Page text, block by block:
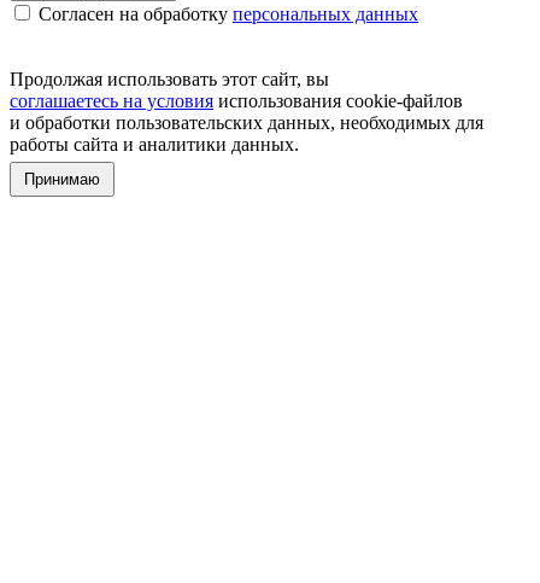
Согласен на обработку персональных данных
Продолжая использовать этот сайт, вы
соглашаетесь на условия использования cookie-файлов
и обработки пользовательских данных, необходимых для
работы сайта и аналитики данных.
Принимаю